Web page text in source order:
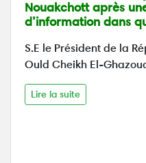
Nouakchott après
d’information dans
S.E le Président de la
Ould Cheikh El-
Lire la suite